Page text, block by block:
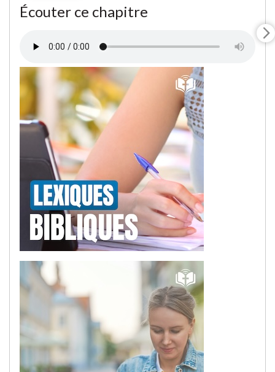
Écouter ce chapitre